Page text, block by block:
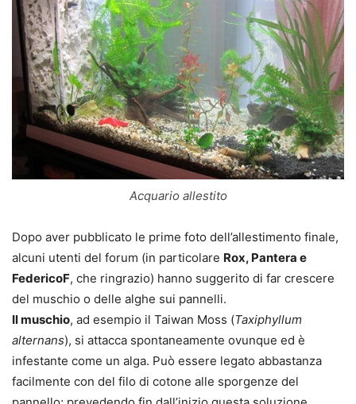
Acquario allestito
Dopo aver pubblicato le prime foto dell’allestimento finale,
alcuni utenti del forum (in particolare Rox, Pantera e
FedericoF, che ringrazio) hanno suggerito di far crescere
del muschio o delle alghe sui pannelli.
Il muschio, ad esempio il Taiwan Moss (Taxiphyllum
alternans), si attacca spontaneamente ovunque ed è
infestante come un alga. Può essere legato abbastanza
facilmente con del filo di cotone alle sporgenze del